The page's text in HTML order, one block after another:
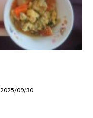
2025/09/30